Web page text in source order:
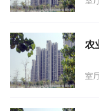
农
室